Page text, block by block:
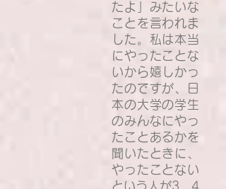
たよ」みたいな
ことを言われま
した。私は本当
にやったことな
いから嬉しかっ
たのですが、日
本の大学の学生
のみんなにやっ
たことあるかを
聞いたときに、
やったことない
という人が3、4